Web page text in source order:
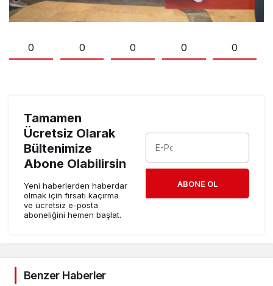
0 0 0 0 0
Tamamen
Ücretsiz Olarak
Bültenimize
Abone Olabilirsin
Yeni haberlerden haberdar
olmak için fırsatı kaçırma
ve ücretsiz e-posta
aboneliğini hemen başlat.
ABONE OL
Benzer Haberler